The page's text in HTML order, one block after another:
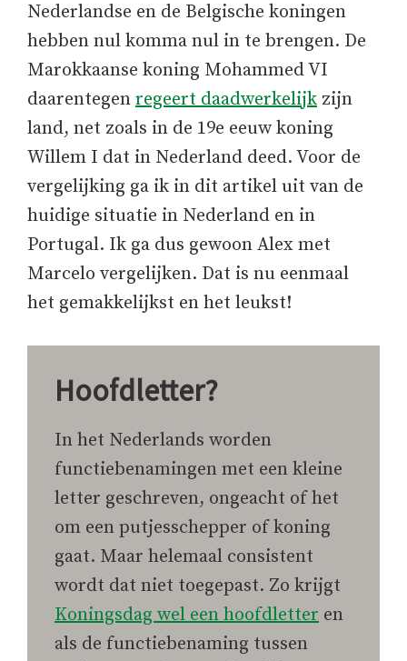
Nederlandse en de Belgische koningen
hebben nul komma nul in te brengen. De
Marokkaanse koning Mohammed VI
daarentegen regeert daadwerkelijk zijn
land, net zoals in de 19e eeuw koning
Willem I dat in Nederland deed. Voor de
vergelijking ga ik in dit artikel uit van de
huidige situatie in Nederland en in
Portugal. Ik ga dus gewoon Alex met
Marcelo vergelijken. Dat is nu eenmaal
het gemakkelijkst en het leukst!
Hoofdletter?
In het Nederlands worden
functiebenamingen met een kleine
letter geschreven, ongeacht of het
om een putjesschepper of koning
gaat. Maar helemaal consistent
wordt dat niet toegepast. Zo krijgt
Koningsdag wel een hoofdletter en
als de functiebenaming tussen